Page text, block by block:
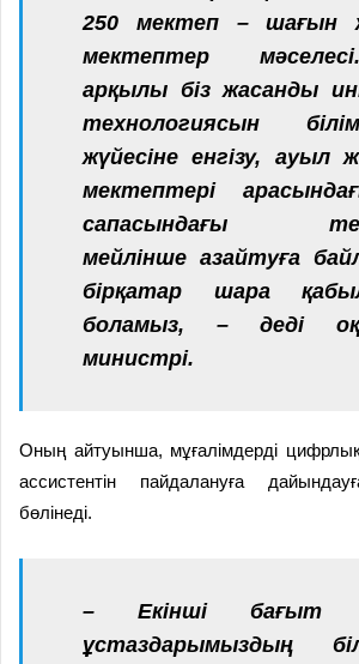
250 мектеп – шағын
мектептер
арқылы біз жасанды
технологиясын
жүйесіне енгізу, ауыл
мектептері
сапасындағы
мейлінше азайтуға
бірқатар шара
боламыз, –деді
министрі.
Оның айтуынша, мұғалімдерді
ассистентін пайдалануға
бөлінеді.
– Екінші
ұстаздарымыздың